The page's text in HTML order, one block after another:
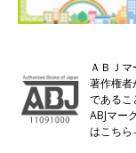
ＡＢＪ
著作権者
であるこ
ABJマー
はこち